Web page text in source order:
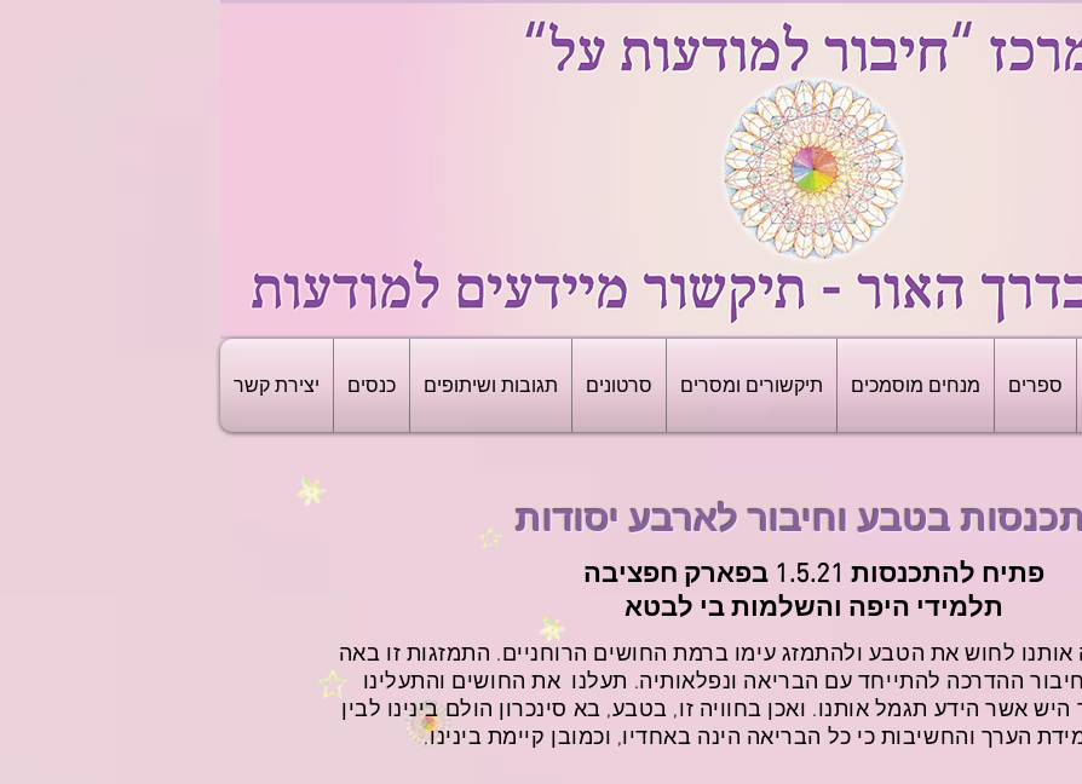
ספרים מנחים מוסמכים תיקשורים ומסרים סרטונים תגובות ושיתופים כנסים יצירת קשר
בטבע וחיבור לארבע יסודות
פתיח להתכנסות 1.5.21 בפארק חפציבה
תלמידי היפה והשלמות בי לבטא
אותנו לחוש את הטבע ולהתמזג עימו ברמת החושים הרוחניים. התמזגות זו באה
ההדרכה להתייחד עם הבריאה ונפלאותיה. תעלנו את החושים והתעלינו
אשר הידע תגמל אותנו. ואכן בחוויה זו, בטבע, בא סינכרון הולם בינינו לבין
הערך והחשיבות כי כל הבריאה הינה באחדיו, וכמובן קיימת בינינו.